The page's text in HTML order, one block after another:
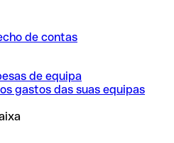
de contas
de equipa
gastos das suas equipas